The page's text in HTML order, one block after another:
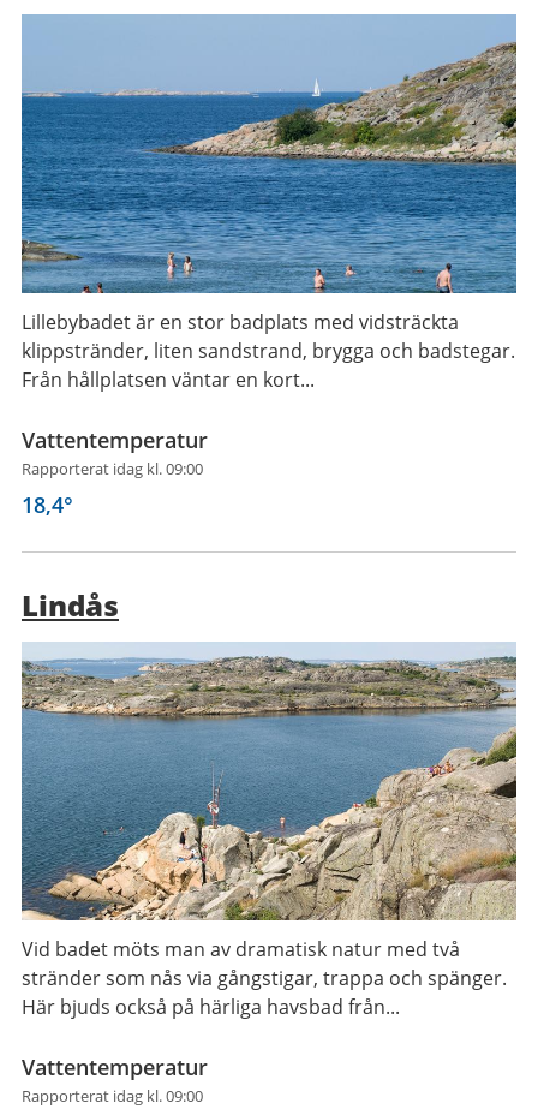
Lillebybadet är en stor badplats med vidsträckta
klippstränder, liten sandstrand, brygga och badstegar.
Från hållplatsen väntar en kort...
Vattentemperatur
Rapporterat idag kl. 09:00
18,4°
Lindås
Vid badet möts man av dramatisk natur med två
stränder som nås via gångstigar, trappa och spänger.
Här bjuds också på härliga havsbad från...
Vattentemperatur
Rapporterat idag kl. 09:00